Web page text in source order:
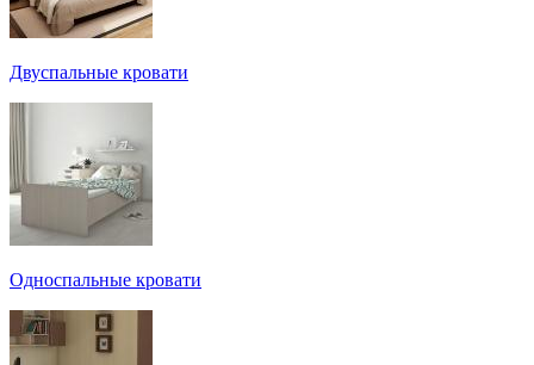
Двуспальные кровати
Односпальные кровати